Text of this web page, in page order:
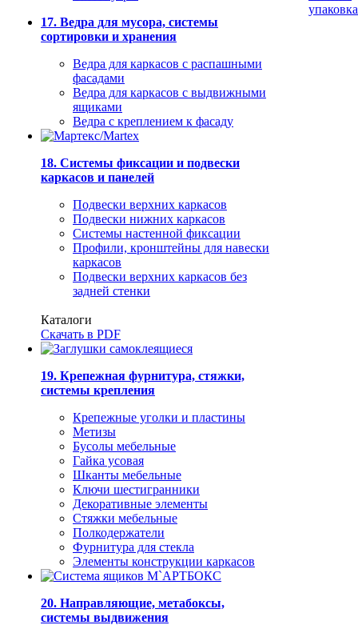
17. Ведра для мусора, системы
сортировки и хранения
Ведра для каркасов с распашными
фасадами
Ведра для каркасов с выдвижными
ящиками
Ведра с креплением к фасаду
18. Системы фиксации и подвески
каркасов и панелей
Подвески верхних каркасов
Подвески нижних каркасов
Системы настенной фиксации
Профили, кронштейны для навески
каркасов
Подвески верхних каркасов без
задней стенки
Каталоги
Скачать в PDF
19. Крепежная фурнитура, стяжки,
системы крепления
Крепежные уголки и пластины
Метизы
Бусолы мебельные
Гайка усовая
Шканты мебельные
Ключи шестигранники
Декоративные элементы
Стяжки мебельные
Полкодержатели
Фурнитура для стекла
Элементы конструкции каркасов
20. Направляющие, метабоксы,
системы выдвижения
упаковка